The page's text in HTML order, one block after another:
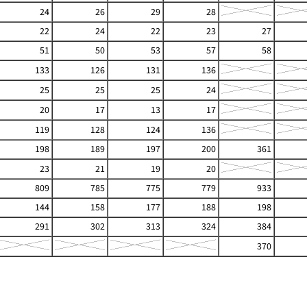
24 26 29
28
22
24 22 23
27
51
50 53 57
58
133
126 131
136
25
25 25
24
20
17 13
17
119
128 124
136
198
189 197 200
361
23
21 19
20
809
785 775 779
933
144
158 177 188
198
291
302 313 324
384
370